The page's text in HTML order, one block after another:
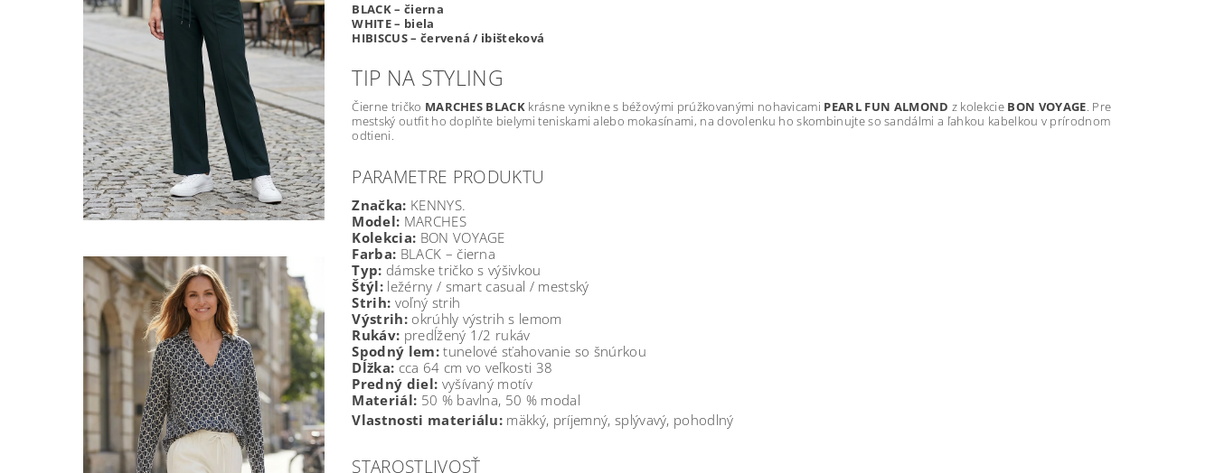
BLACK – čierna
WHITE – biela
HIBISCUS – červená / ibišteková
TIP NA STYLING
Čierne tričko MARCHES BLACK krásne vynikne s béžovými prúžkovanými nohavicami PEARL FUN ALMOND z kolekcie BON VOYAGE. Pre
mestský outfit ho doplňte bielymi teniskami alebo mokasínami, na dovolenku ho skombinujte so sandálmi a ľahkou kabelkou v prírodnom
odtieni.
PARAMETRE PRODUKTU
Značka: KENNYS.
Model: MARCHES
Kolekcia: BON VOYAGE
Farba: BLACK – čierna
Typ: dámske tričko s výšivkou
Štýl: ležérny / smart casual / mestský
Strih: voľný strih
Výstrih:okrúhly výstrih s lemom
Rukáv: predĺžený 1/2 rukáv
Spodný lem:tunelové sťahovanie so šnúrkou
Dĺžka: cca 64 cm vo veľkosti 38
Predný diel: vyšívaný motív
Materiál: 50 % bavlna, 50 % modal
Vlastnosti materiálu: mäkký, príjemný, splývavý, pohodlný
STAROSTLIVOSŤ